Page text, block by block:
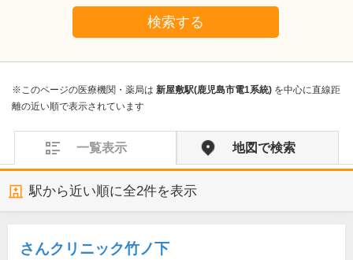
検索する
※このページの医療機関・薬局は 新屋敷駅(鹿児島市電1系統) を中心に直線距
離の近い順で表示されています
一覧表示 地図で検索
駅から近い順に全2件を表示
さんクリニック竹ノ下